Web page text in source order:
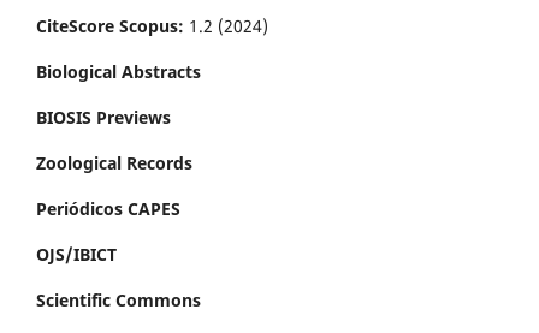
CiteScore Scopus: 1.2 (2024)
Biological Abstracts
BIOSIS Previews
Zoological Records
Periódicos CAPES
OJS/IBICT
Scientific Commons